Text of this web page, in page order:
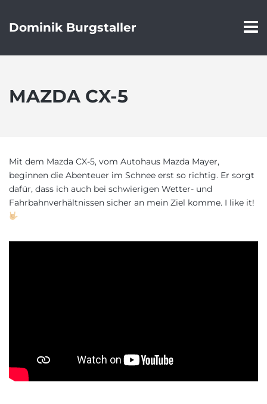
Dominik Burgstaller
MAZDA CX-5
Mit dem Mazda CX-5, vom Autohaus Mazda Mayer,
beginnen die Abenteuer im Schnee erst so richtig. Er sorgt
dafür, dass ich auch bei schwierigen Wetter- und
Fahrbahnverhältnissen sicher an mein Ziel komme. I like it!